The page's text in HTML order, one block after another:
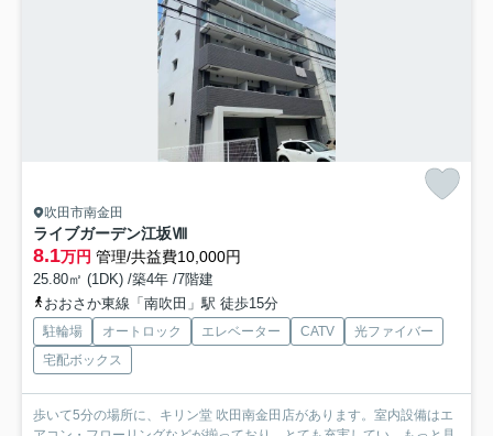
吹田市南金田
ライブガーデン江坂Ⅷ
8.1万円 管理/共益費10,000円
25.80㎡ (1DK) /築4年 /7階建
おおさか東線「南吹田」駅 徒歩15分
駐輪場 オートロック エレベーター CATV
光ファイバー
宅配ボックス
歩いて5分の場所に、キリン堂 吹田南金田店があります。室内設備はエ